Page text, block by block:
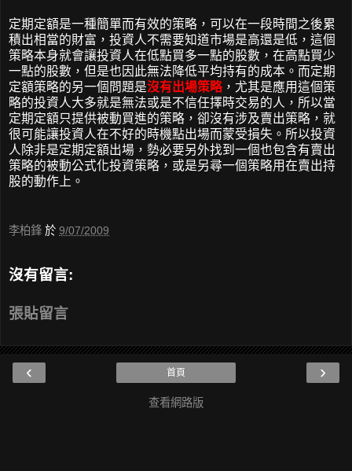
定期定額是一種簡單而有效的策略，可以在一段時間之後累
積出相當的財富，投資人不需要知道市場是高還是低，這個
策略本身就會讓投資人在低點買多一點的股數，在高點買少
一點的股數，但是也因此無法降低平均持有的成本。而定期
定額策略的另一個問題是沒有出場策略，尤其是應用這個策
略的投資人大多就是無法或是不信任擇時交易的人，所以當
定期定額只提供被動買進的策略，卻沒有涉及賣出策略，就
很可能讓投資人在不好的時機點出場而蒙受損失。所以投資
人除非是定期定額出場，勢必要另外找到一個也包含有賣出
策略的被動公式化投資策略，或是另尋一個策略用在賣出持
股的動作上。
李柏鋒 於 9/07/2009
沒有留言:
張貼留言
‹ ›
首頁
查看網路版